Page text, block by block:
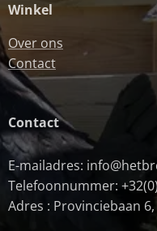
Winkel
Over ons
Contact
Contact
E-mailadres:
Telefoonnummer:
Adres : Provinciebaan